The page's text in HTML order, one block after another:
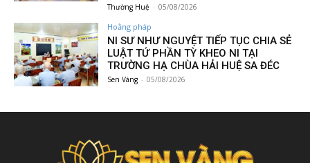
Thường Huệ - 05/08/2026
Hoằng pháp
NI SƯ NHƯ NGUYỆT TIẾP TỤC CHIA SẺ
LUẬT TỨ PHẦN TỲ KHEO NI TẠI
TRƯỜNG HẠ CHÙA HẢI HUỆ SA ĐÉC
Sen Vàng - 05/08/2026